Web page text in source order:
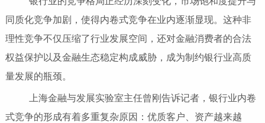
同质化竞争加剧，使得内卷式竞争在业内逐渐显现。这种非
理性竞争不仅压缩了行业发展空间，还对金融消费者的合法
权益保护以及金融生态稳定构成威胁，成为制约银行业高质
量发展的瓶颈。
上海金融与发展实验室主任曾刚告诉记者，银行业内卷
式竞争的形成有着多重复杂原因：优质客户、资产越来越